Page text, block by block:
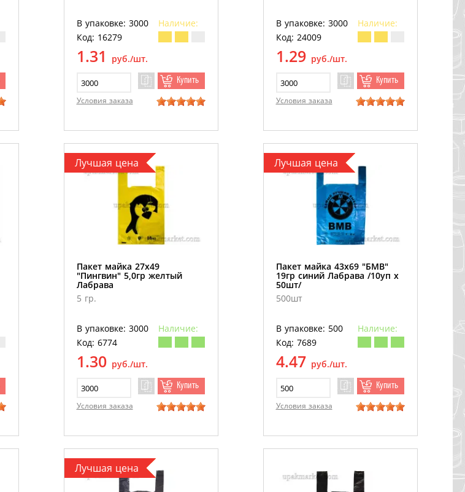
В упаковке: 3000
Наличие:
Код: 16279
1.31 руб./шт.
Купить
Условия заказа
В упаковке: 3000
Наличие:
Код: 24009
1.29 руб./шт.
Купить
Условия заказа
Лучшая цена
Пакет майка 27х49
"Пингвин" 5,0гр желтый
Лабрава
5 гр.
В упаковке: 3000
Наличие:
Код: 6774
1.30 руб./шт.
Купить
Условия заказа
Лучшая цена
Пакет майка 43х69 "БМВ"
19гр синий Лабрава /10уп х
50шт/
500шт
В упаковке: 500
Наличие:
Код: 7689
4.47 руб./шт.
Купить
Условия заказа
Лучшая цена